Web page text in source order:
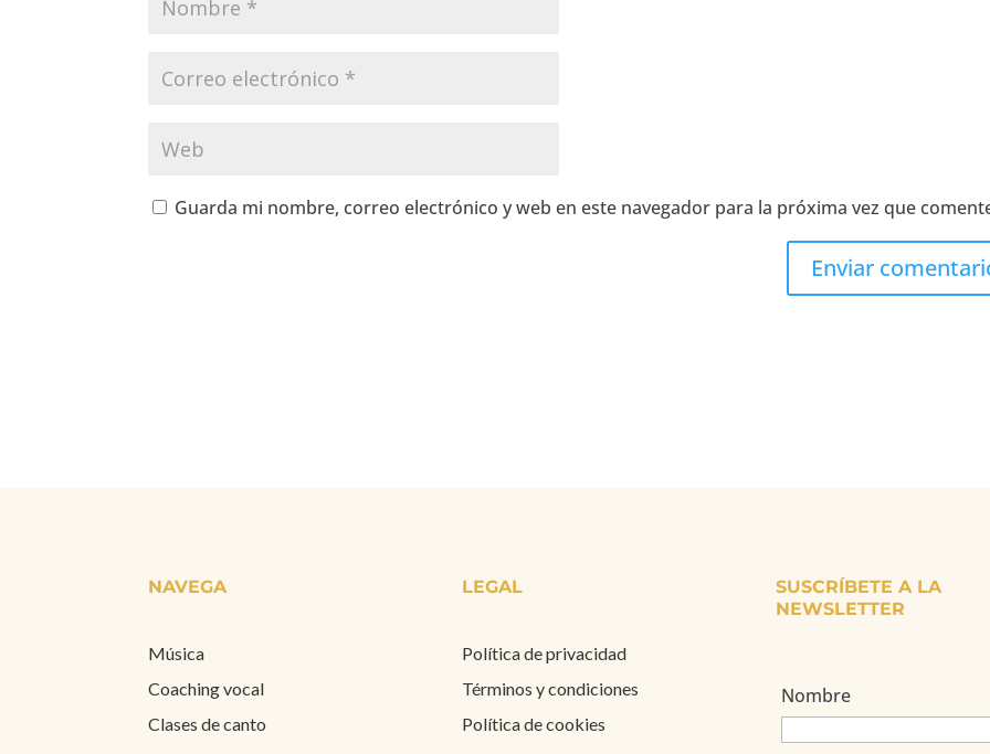
Guarda mi nombre, correo electrónico y web en este navegador para la próxima vez que
NAVEGA
Música
Coaching vocal
Clases de canto
LEGAL
Política de privacidad
Términos y condiciones
Política de cookies
SUSCRÍBETE A LA
NEWSLETTER
Nombre